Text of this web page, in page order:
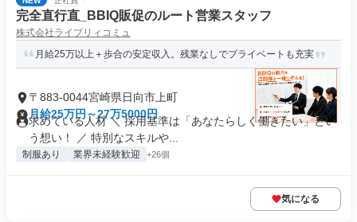
完全直行直_BBIQ販促のルート営業スタッフ
株式会社ライブリィコミュ
月給25万以上＋歩合の安定収入。残業なしでプライベートも充実
〒883-0044宮崎県日向市上町
月給25万円～27万5000円
求めている人材 ＼ 採用基準は「あなたらしく働きたい」とい
う想い！ ／ 特別なスキルや...
制服あり 業界未経験歓迎 +26個
気になる